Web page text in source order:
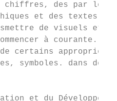
des par les
et des textes
de visuels et
à courante.
certains
symboles. dans des
et du